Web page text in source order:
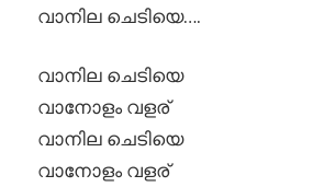
വാനില ചെടിയെ….
വാനില ചെടിയെ
വാനോളം വളര്
വാനില ചെടിയെ
വാനോളം വളര്